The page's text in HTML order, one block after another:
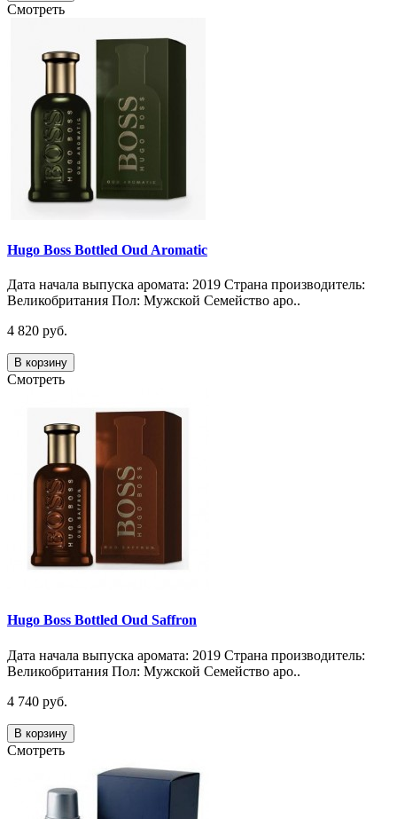
Смотреть
Hugo Boss Bottled Oud Aromatic
Дата начала выпуска аромата: 2019 Страна производитель:
Великобритания Пол: Мужской Семейство аро..
4 820 руб.
В корзину
Смотреть
Hugo Boss Bottled Oud Saffron
Дата начала выпуска аромата: 2019 Страна производитель:
Великобритания Пол: Мужской Семейство аро..
4 740 руб.
В корзину
Смотреть